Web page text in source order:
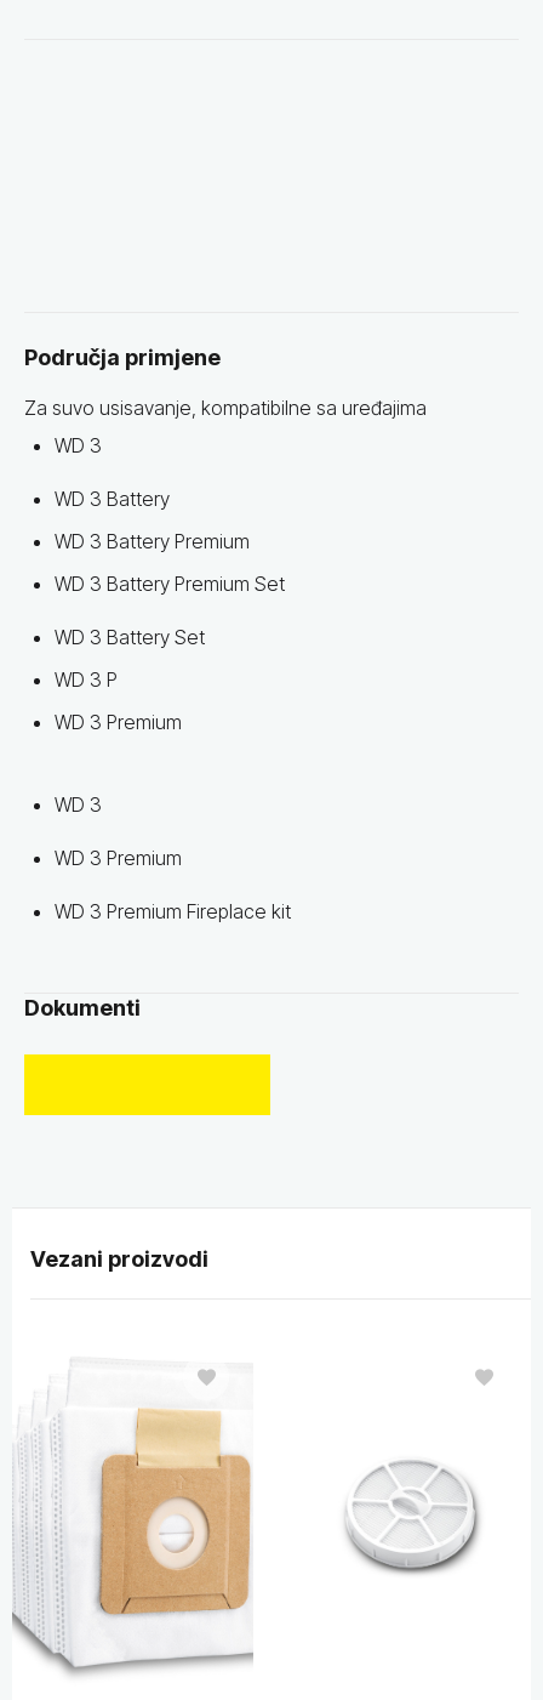
Područja primjene
Za suvo usisavanje, kompatibilne sa uređajima
WD 3
WD 3 Battery
WD 3 Battery Premium
WD 3 Battery Premium Set
WD 3 Battery Set
WD 3 P
WD 3 Premium
WD 3
WD 3 Premium
WD 3 Premium Fireplace kit
Dokumenti
Vezani proizvodi